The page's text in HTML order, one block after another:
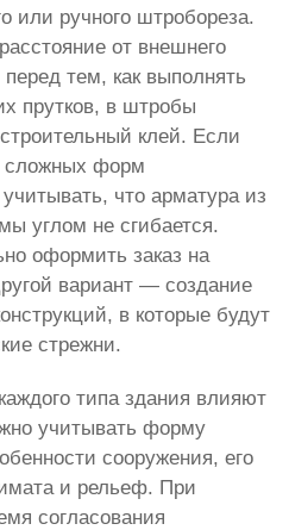
или ручного штробореза.
от внешнего
тем, как выполнять
прутков, в штробы
клей. Если
сложных форм
что арматура из
углом не сгибается.
оформить заказ на
вариант — создание
в которые будут
стрежни.
типа здания влияют
учитывать форму
сооружения, его
и рельеф. При
согласования